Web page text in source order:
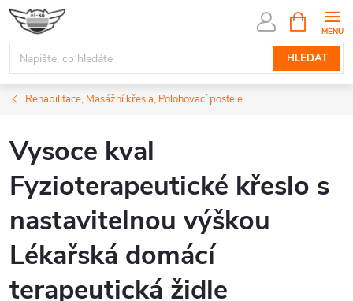
Přejít
obsah
HLEDAT
NÁKUPNÍ
KOŠÍK
Rehabilitace, Masážní křesla, Polohovací postele
Vysoce kval
Fyzioterapeutické křeslo s
nastavitelnou výškou
Lékařská domácí
terapeutická židle